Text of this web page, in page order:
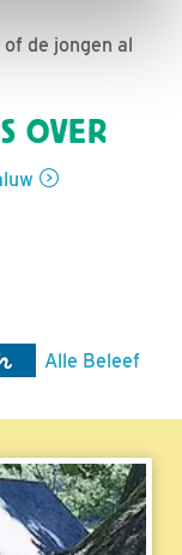
de jongen al
OVER
Alle Beleef